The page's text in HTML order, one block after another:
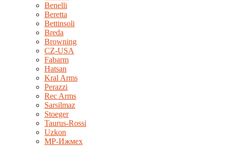
Benelli
Beretta
Bettinsoli
Breda
Browning
CZ-USA
Fabarm
Hatsan
Kral Arms
Perazzi
Rec Arms
Sarsilmaz
Stoeger
Taurus-Rossi
Uzkon
MP-Ижмех